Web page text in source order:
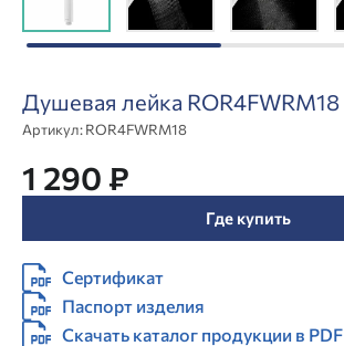
Душевая лейка ROR4FWRM18
Артикул:ROR4FWRM18
1 290 ₽
Где купить
Сертификат
Паспорт изделия
Скачать каталог продукции в PDF